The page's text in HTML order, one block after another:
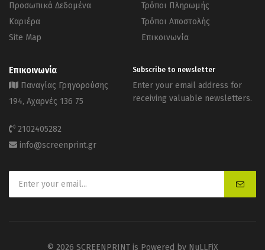
Προσωπικά Δεδομένα
Καριέρα
Site Map
Τρόποι Πληρωμής
Τρόποι Αποστολής
Επικοινωνία
Επικοινωνία
Παναγίας Γρηγορούσης
194, Αχαρνές 136 75
2102405282
info@screenprint.gr
Subscribe to newsletter
Enter your email address for
receiving valuable newsletters.
© 2026 SCREENPRINT is Powered by NuLLFiX